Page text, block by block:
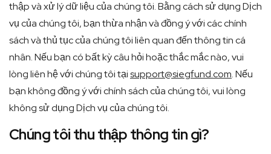
thập và xử lý dữ liệu của chúng tôi. Bằng cách sử dụng Dịch
vụ của chúng tôi, bạn thừa nhận và đồng ý với các chính
sách và thủ tục của chúng tôi liên quan đến thông tin cá
nhân. Nếu bạn có bất kỳ câu hỏi hoặc thắc mắc nào, vui
lòng liên hệ với chúng tôi tạisupport@siegfund.com. Nếu
bạn không đồng ý với chính sách của chúng tôi, vui lòng
không sử dụng Dịch vụ của chúng tôi.
Chúng tôi thu thập thông tin gì?